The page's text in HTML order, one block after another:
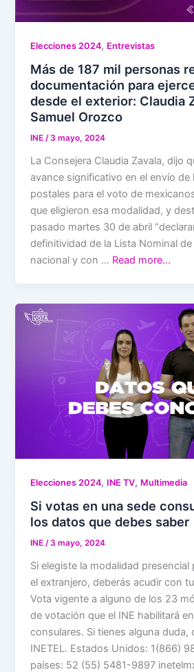
Elecciones 2024, Entrevistas
Más de 187 mil personas
documentación para
desde el exterior: Claudia
Samuel Orozco
INE/3 mayo, 2024
La Consejera Claudia Zavala, dijo
avance significativo en el envío de
postales para el voto de
que eligieron esa modalidad, y
pasado martes 30 de abril
definitividad de la Lista Nominal
nacional y con … Read more…
Elecciones 2024, INE TV, Multimedia
Si votas en una sede
los datos que debes saber
INE/3 mayo, 2024
Si elegiste la modalidad
el extranjero, deberás acudir con
Vota vigente a alguno de los 23
de votación que el INE habilitará
consulares. Si tienes alguna duda,
INETEL. Estados Unidos: 1(866)
países: 52 (55) 5481-9897